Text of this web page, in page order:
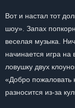
Вот и настал тот
шоу». Запах
веселая музыка.
начинается игра
ловушку двух
«Добро
разносится из-за